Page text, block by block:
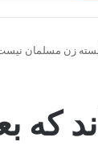
زن مسلمان
كه